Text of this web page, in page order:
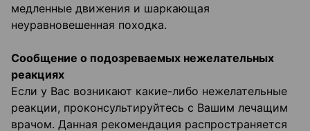
медленные движения и шаркающая
неуравновешенная походка.
Сообщение о подозреваемых нежелательных
реакциях
Если у Вас возникают какие-либо нежелательные
реакции, проконсультируйтесь с Вашим лечащим
врачом. Данная рекомендация распространяется